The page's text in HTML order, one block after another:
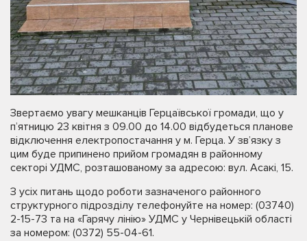
Звертаємо увагу мешканців Герцаївської громади, що у
п’ятницю 23 квітня з 09.00 до 14.00 відбудеться планове
відключення електропостачання у м. Герца. У зв’язку з
цим буде припинено прийом громадян в районному
секторі УДМС, розташованому за адресою: вул. Асакі, 15.
З усіх питань щодо роботи зазначеного районного
структурного підрозділу телефонуйте на номер: (03740)
2-15-73 та на «Гарячу лінію» УДМС у Чернівецькій області
за номером: (0372) 55-04-61.